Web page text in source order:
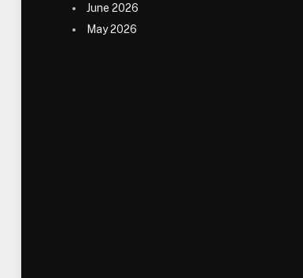
June 2026
May 2026